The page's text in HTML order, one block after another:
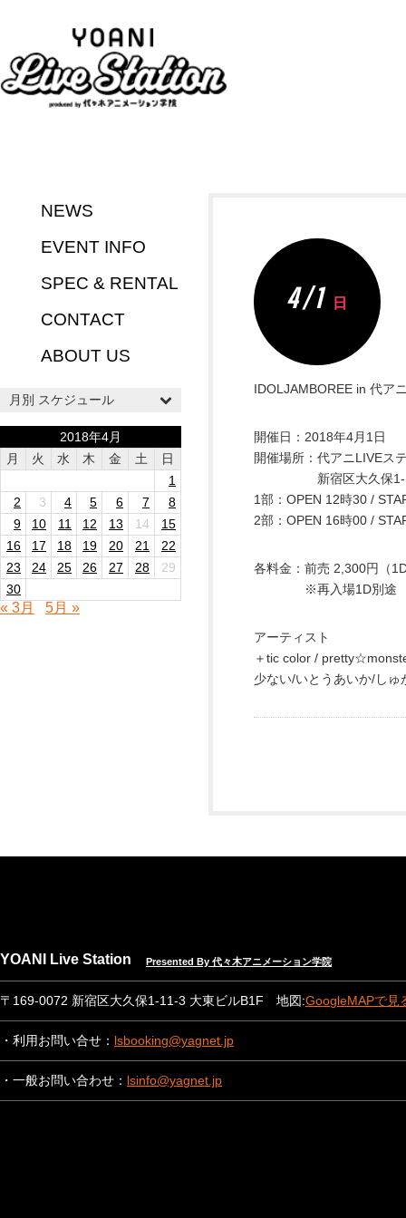
NEWS
EVENT INFO
SPEC & RENTAL
CONTACT
ABOUT US
月別 スケジュール
2018年4月
月
火 水 木 金 土
日
1
2
3 4 5 6 7
8
9
10 11 12 13 14
15
16
17 18 19 20 21
22
23
24 25 26 27 28
29
30
« 3月 5月 »
4 / 1 日
IDOLJAMBOREE in 代
開催日：2018年4月1日
開催場所：代アニLIVEス
新宿区大久保1-
1部：OPEN 12時30 /
2部：OPEN 16時00 /
各料金：前売 2,300円（
※再入場1D別途
アーティスト
＋tic color /
少ない/いとうあいか/し
YOANI Live Station Presented By 代々木アニメーション学院
〒169-0072 新宿区大久保1-11-3 大東ビルB1F 地図:GoogleMAPで見
・利用お問い合せ： lsbooking@yagnet.jp
・一般お問い合わせ： lsinfo@yagnet.jp